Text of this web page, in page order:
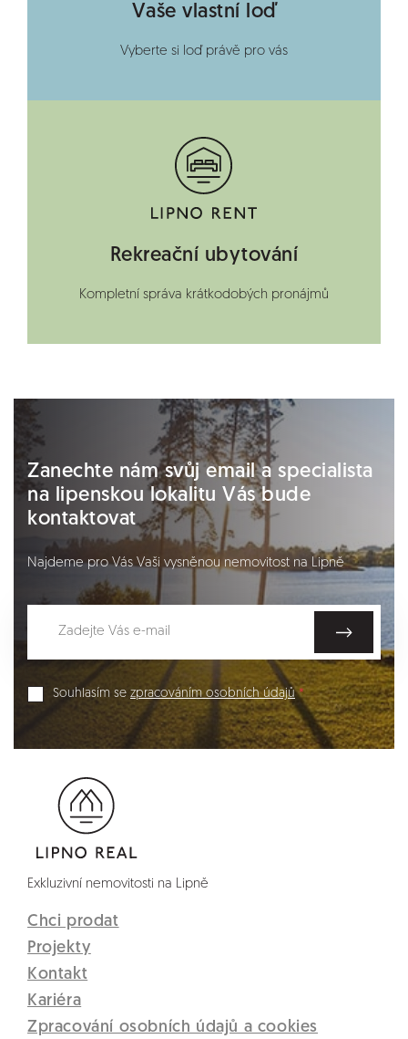
Vaše vlastní loď
Vyberte si loď právě pro vás
Rekreační ubytování
Kompletní správa krátkodobých pronájmů
Zanechte nám svůj email a specialista
na lipenskou lokalitu Vás bude
kontaktovat
Najdeme pro Vás Vaši vysněnou nemovitost na Lipně
Souhlasím se zpracováním osobních údajů
Exkluzivní nemovitosti na Lipně
Chci prodat
Projekty
Kontakt
Kariéra
Zpracování osobních údajů a cookies